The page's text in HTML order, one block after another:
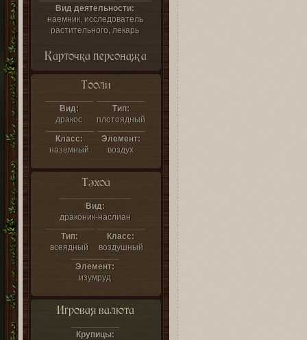
Вид деятельности:
наемник, исследователь
растительного, лекарь
Карточка персонажа
Тооли
Вид:
дракос
Тип:
плотоядный
Класс:
наземный
Элемент:
воздух
Тэхоа
Вид:
драконик-наслиан
Тип:
всеядный
Класс:
воздушный
Элемент:
изумруд
Игровая валюта
Крупицы: